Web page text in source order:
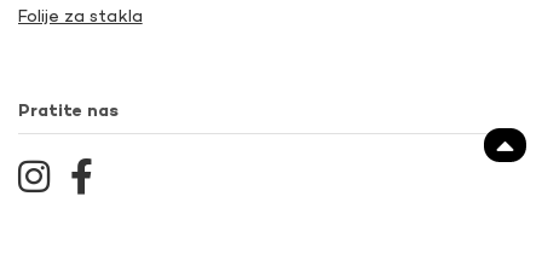
Folije za stakla
Pratite nas